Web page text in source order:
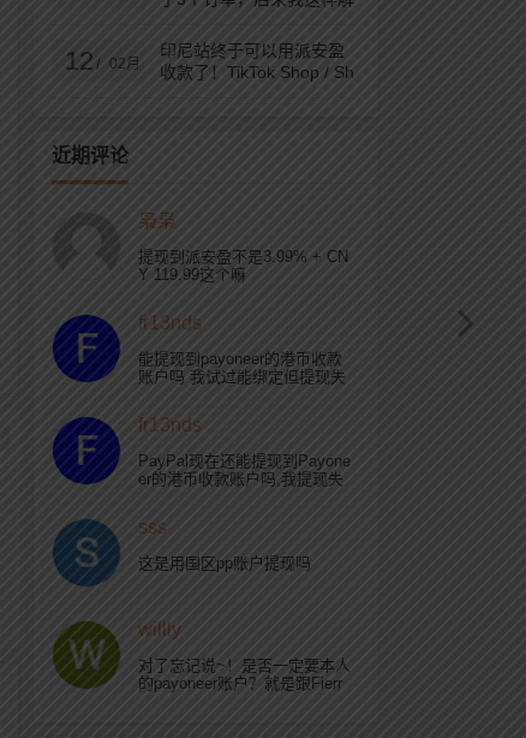
12 / 02月
印尼站终于可以用派安盈
收款了！TikTok Shop / Sh
近期评论
枭枭
提现到派安盈不是3.99% + CN
Y 119.99这个嘛
fr13nds
能提现到payoneer的港币收款
账户吗 我试过能绑定但提现失
fr13nds
PayPal现在还能提现到Payone
er的港币收款账户吗,我提现失
sss
这是用国区pp账户提现吗
willly
对了忘记说~！是否一定要本人
的payoneer账户？就是跟Fierr